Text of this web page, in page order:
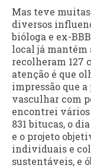
Mas teve
diversos
bióloga e ex-
local já mantém
recolheram 127
atenção é que
impressão que
vasculhar com
encontrei vários
831 bitucas, o
e o projeto
individuais e
sustentáveis, e